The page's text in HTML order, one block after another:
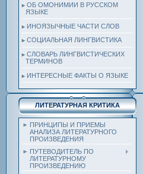
ОБ ОМОНИМИИ В РУССКОМ
ЯЗЫКЕ
ИНОЯЗЫЧНЫЕ ЧАСТИ СЛОВ
СОЦИАЛЬНАЯ ЛИНГВИСТИКА
СЛОВАРЬ ЛИНГВИСТИЧЕСКИХ
ТЕРМИНОВ
ИНТЕРЕСНЫЕ ФАКТЫ О ЯЗЫКЕ
ЛИТЕРАТУРНАЯ КРИТИКА
ПРИНЦИПЫ И ПРИЕМЫ
АНАЛИЗА ЛИТЕРАТУРНОГО
ПРОИЗВЕДЕНИЯ
ПУТЕВОДИТЕЛЬ ПО
ЛИТЕРАТУРНОМУ
ПРОИЗВЕДЕНИЮ